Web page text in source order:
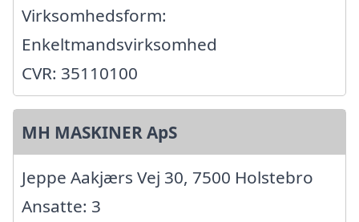
Virksomhedsform:
Enkeltmandsvirksomhed
CVR: 35110100
MH MASKINER ApS
Jeppe Aakjærs Vej 30, 7500 Holstebro
Ansatte: 3